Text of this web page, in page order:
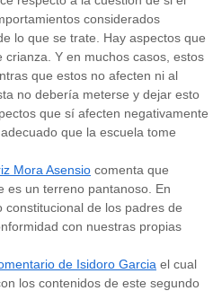
considerados
lo que se trate. Hay aspectos que
Y en muchos casos, estos
que estos no afecten ni al
no debería meterse y dejar esto
que sí afecten negativamente
que la escuela tome
Mora Asensio comenta que
es un terreno pantanoso. En
de los padres de
con nuestras propias
de Isidoro Garcia el cual
los contenidos de este segundo